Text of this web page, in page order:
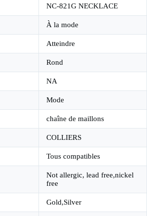
NC-821G NECKLACE
À la mode
Atteindre
Rond
NA
Mode
chaîne de maillons
COLLIERS
Tous compatibles
Not allergic, lead free,nickel
free
Gold,Silver